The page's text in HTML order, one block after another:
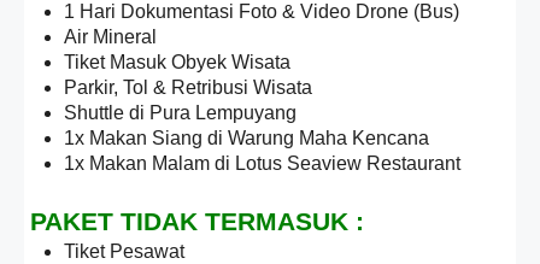
1 Hari Dokumentasi Foto & Video Drone (Bus)
Air Mineral
Tiket Masuk Obyek Wisata
Parkir, Tol & Retribusi Wisata
Shuttle di Pura Lempuyang
1x Makan Siang di Warung Maha Kencana
1x Makan Malam di Lotus Seaview Restaurant
PAKET TIDAK TERMASUK :
Tiket Pesawat